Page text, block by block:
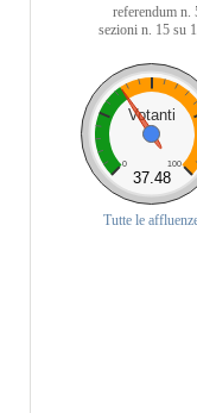
referendum n.
sezioni n. 15 su
Votanti
0 100
37.48
Tutte le